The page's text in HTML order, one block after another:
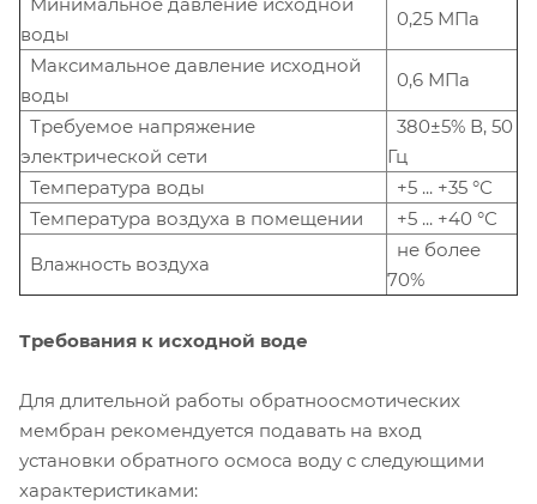
Минимальное давление исходной
воды
0,25 МПа
Максимальное давление исходной
воды
0,6 МПа
Требуемое напряжение
электрической сети
380±5% В, 50
Гц
Температура воды
+5 ... +35 °С
Температура воздуха в помещении
+5 ... +40 °С
Влажность воздуха
не более
70%
Требования к исходной воде
Для длительной работы обратноосмотических
мембран рекомендуется подавать на вход
установки обратного осмоса воду с следующими
характеристиками: